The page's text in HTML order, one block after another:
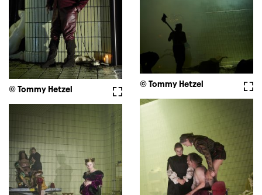
Vollbild
© Tommy Hetzel
© Tommy Hetzel